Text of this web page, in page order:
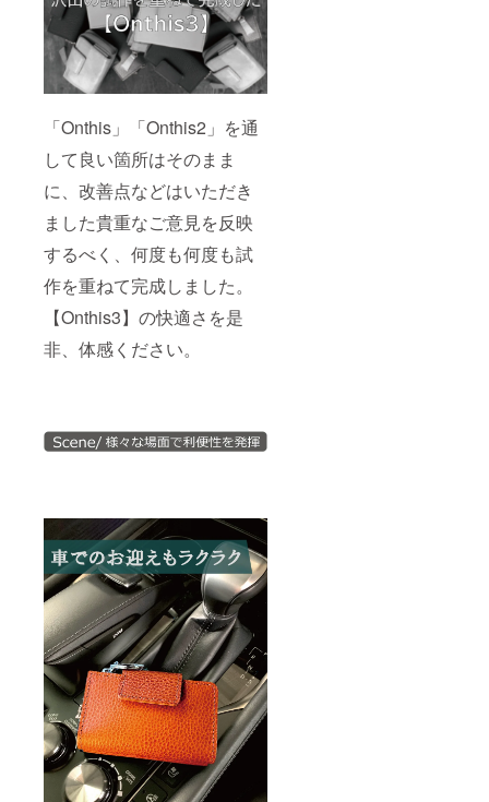
「Onthis」「Onthis2」を通
して良い箇所はそのまま
に、改善点などはいただき
ました貴重なご意見を反映
するべく、何度も何度も試
作を重ねて完成しました。
【Onthis3】の快適さを是
非、体感ください。